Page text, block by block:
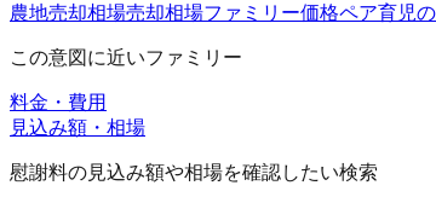
農地売却相場売却相場ファミリー価格ペア育児
この意図に近いファミリー
料金・費用
見込み額・相場
慰謝料の見込み額や相場を確認したい検索